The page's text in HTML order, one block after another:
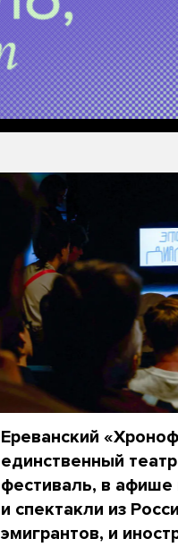
Ереванский
единственный
фестиваль, в афише
и спектакли из
эмигрантов, и